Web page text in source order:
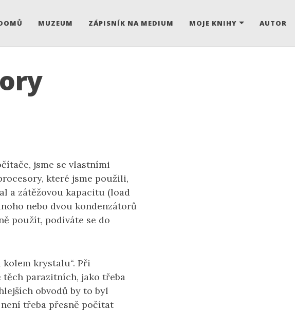
MUZEUM ZÁPISNÍK NA MEDIUM MOJE KNIHY AUTOR
jsme se vlastními
které jsme použili,
a zátěžovou kapacitu (load
nebo dvou kondenzátorů
použít, podíváte se do
krystalu“. Při
těch parazitních, jako třeba
obvodů by to byl
třeba přesně počítat